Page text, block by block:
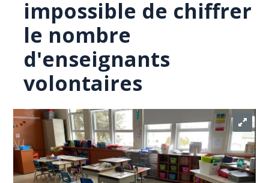
impossible de chiffrer
le nombre
d'enseignants
volontaires